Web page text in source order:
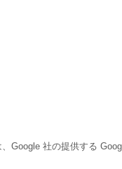
Google 社の提供する